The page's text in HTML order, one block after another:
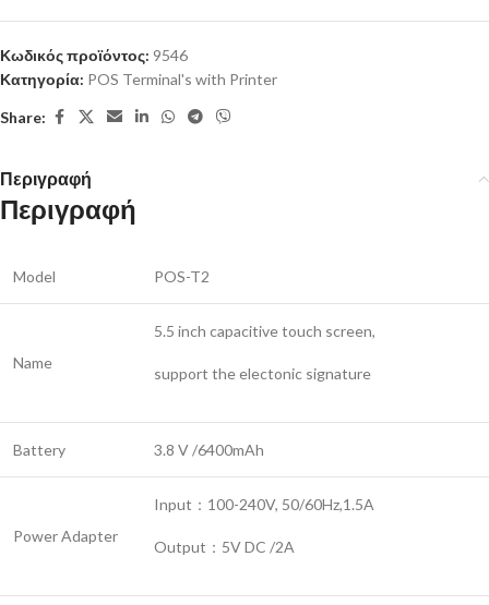
Κωδικός προϊόντος: 9546
Κατηγορία: POS Terminal's with Printer
Share:
Περιγραφή
Περιγραφή
Model POS-T2
Name
5.5 inch capacitive touch screen,
support the electonic signature
Battery 3.8 V /6400mAh
Power Adapter
Input：100-240V, 50/60Hz,1.5A
Output：5V DC /2A